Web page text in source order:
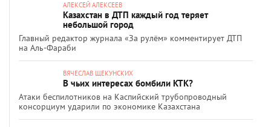
АЛЕКСЕЙ АЛЕКСЕЕВ
Казахстан в ДТП каждый год теряет
небольшой город
Главный редактор журнала «За рулём» комментирует ДТП
на Аль-Фараби
ВЯЧЕСЛАВ ЩЕКУНСКИХ
В чьих интересах бомбили КТК?
Атаки беспилотников на Каспийский трубопроводный
консорциум ударили по экономике Казахстана